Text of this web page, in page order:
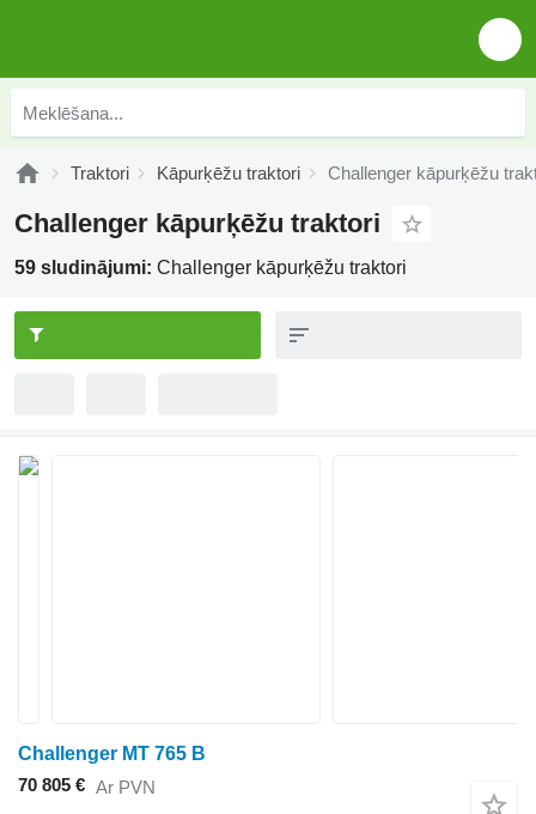
Traktori Kāpurķēžu traktori Challenger kāpurķēžu
Challenger kāpurķēžu traktori
59 sludinājumi: Challenger kāpurķēžu traktori
Challenger MT 765 B
70 805 € Ar PVN